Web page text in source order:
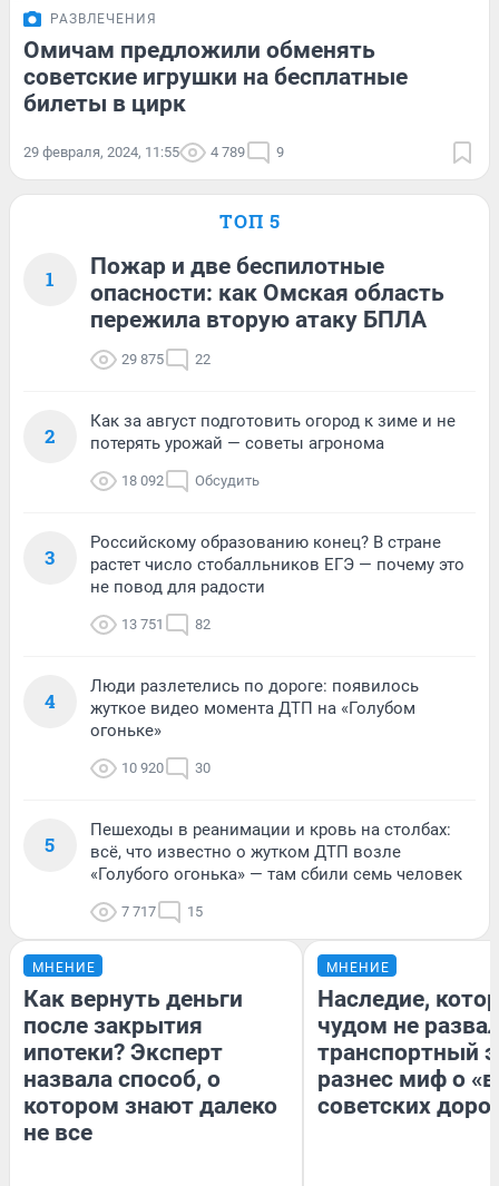
РАЗВЛЕЧЕНИЯ
Омичам предложили обменять
советские игрушки на бесплатные
билеты в цирк
29 февраля, 2024, 11:55 4 789 9
ТОП 5
1
Пожар и две беспилотные
опасности: как Омская область
пережила вторую атаку БПЛА
29 875 22
2
Как за август подготовить огород к зиме и не
потерять урожай — советы агронома
18 092 Обсудить
3
Российскому образованию конец? В стране
растет число стобалльников ЕГЭ — почему это
не повод для радости
13 751 82
4
Люди разлетелись по дороге: появилось
жуткое видео момента ДТП на «Голубом
огоньке»
10 920 30
5
Пешеходы в реанимации и кровь на столбах:
всё, что известно о жутком ДТП возле
«Голубого огонька» — там сбили семь человек
7 717 15
МНЕНИЕ
Как вернуть деньги
после закрытия
ипотеки? Эксперт
назвала способ, о
котором знают далеко
не все
МНЕНИЕ
Наследие,
чудом не
транспортный
разнес миф о
советских